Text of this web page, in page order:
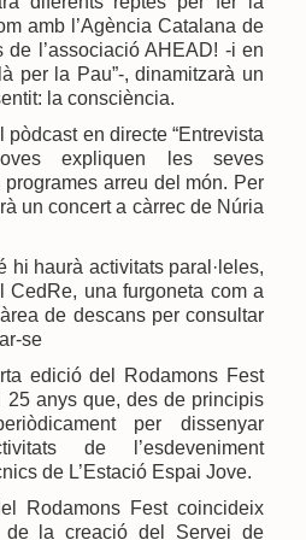
amb l’Agència Catalana de
de l’associació AHEAD! -i en
per la Pau”-, dinamitzarà un
la consciència.
en directe “Entrevista
expliquen les seves
arreu del món. Per
un concert a càrrec de Núria
hi haurà activitats paral·leles,
CedRe, una furgoneta com a
de descans per consultar
se
edició del Rodamons Fest
25 anys que, des de principis
per dissenyar
de l’esdeveniment
de L’Estació Espai Jove.
Rodamons Fest coincideix
la creació del Servei de